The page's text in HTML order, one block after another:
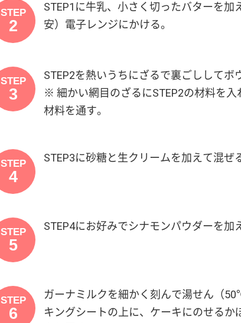
STEP
2
STEP1に牛乳、小さく切ったバターを
安）電子レンジにかける。
STEP
3
STEP2を熱いうちにざるで裏ごししてボ
※ 細かい網目のざるにSTEP2の材料を
材料を通す。
STEP
4
STEP3に砂糖と生クリームを加えて混ぜ
STEP
5
STEP4にお好みでシナモンパウダーを加
STEP
6
ガーナミルクを細かく刻んで湯せん（
キングシートの上に、ケーキにのせる